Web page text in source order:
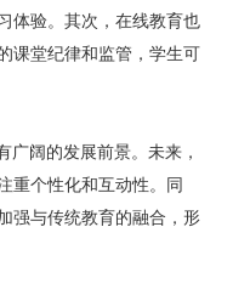
体验。其次，在线教育也
课堂纪律和监管，学生可
广阔的发展前景。未来，
重个性化和互动性。同
强与传统教育的融合，形